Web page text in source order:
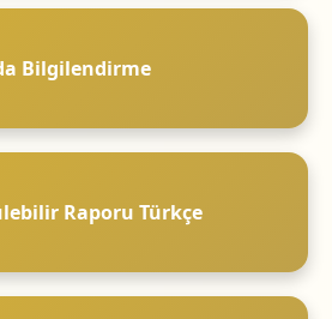
Bilgilendirme
Raporu Türkçe